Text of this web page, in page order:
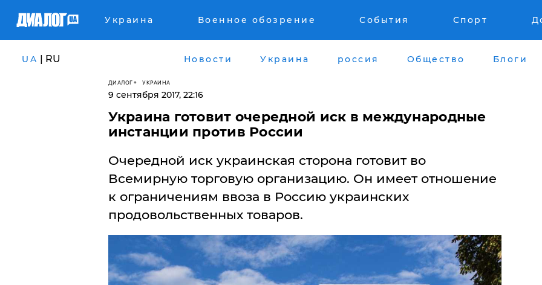
Украина Военное обозрение События Спорт
UA | RU Новости Украина россия Общество Блоги
ДИАЛОГ УКРАИНА
9 сентября 2017, 22:16
Украина готовит очередной иск в международные
инстанции против России
Очередной иск украинская сторона готовит во
Всемирную торговую организацию. Он имеет отношение
к ограничениям ввоза в Россию украинских
продовольственных товаров.